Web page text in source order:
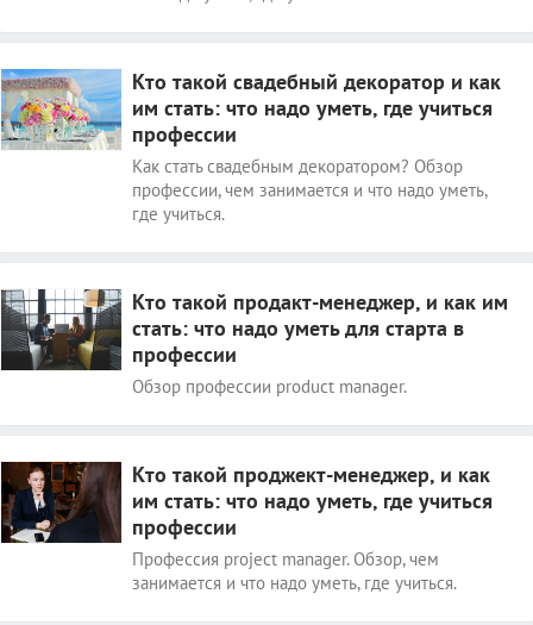
Кто такой свадебный декоратор и как
им стать: что надо уметь, где учиться
профессии
Как стать свадебным декоратором? Обзор
профессии, чем занимается и что надо уметь,
где учиться.
Кто такой продакт-менеджер, и как им
стать: что надо уметь для старта в
профессии
Обзор профессии product manager.
Кто такой проджект-менеджер, и как
им стать: что надо уметь, где учиться
профессии
Профессия project manager. Обзор, чем
занимается и что надо уметь, где учиться.